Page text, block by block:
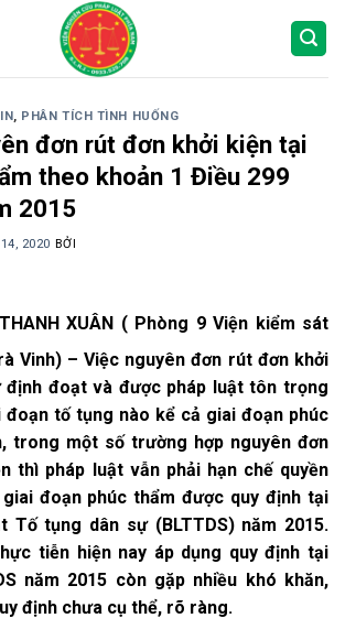
, PHÂN TÍCH TÌNH HUỐNG
đơn rút đơn khởi kiện tại
theo khoản 1 Điều 299
2015
2020 BỞI
XUÂN ( Phòng 9 Viện kiểm sát
Vinh) – Việc nguyên đơn rút đơn khởi
định đoạt và được pháp luật tôn trọng
tố tụng nào kể cả giai đoạn phúc
trong một số trường hợp nguyên đơn
thì pháp luật vẫn phải hạn chế quyền
đoạn phúc thẩm được quy định tại
Tố tụng dân sự (BLTTDS) năm 2015.
tiễn hiện nay áp dụng quy định tại
năm 2015 còn gặp nhiều khó khăn,
định chưa cụ thể, rõ ràng.